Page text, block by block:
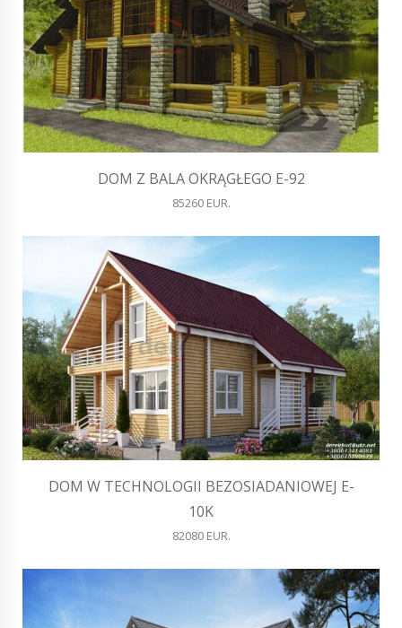
DOM Z BALA OKRĄGŁEGO E-92
85260 EUR.
DOM W TECHNOLOGII BEZOSIADANIOWEJ E-
10K
82080 EUR.